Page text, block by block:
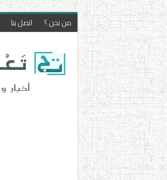
من نحن ؟ اتصل بنا